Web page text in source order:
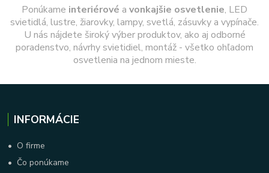
Ponúkame interiérové a vonkajšie osvetlenie, LED
svietidlá, lustre, žiarovky, lampy, svetlá, zásuvky a vypínače.
U nás nájdete široký výber produktov, ako aj odborné
poradenstvo, návrhy svietidiel, montáž - všetko ohľadom
osvetlenia na jednom mieste.
INFORMÁCIE
• O firme
• Čo ponúkame